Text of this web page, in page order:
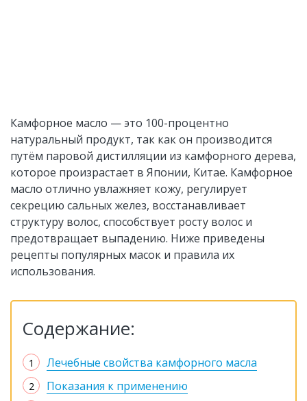
Камфорное масло — это 100-процентно
натуральный продукт, так как он производится
путём паровой дистилляции из камфорного дерева,
которое произрастает в Японии, Китае. Камфорное
масло отлично увлажняет кожу, регулирует
секрецию сальных желез, восстанавливает
структуру волос, способствует росту волос и
предотвращает выпадению. Ниже приведены
рецепты популярных масок и правила их
использования.
Содержание:
Лечебные свойства камфорного масла
Показания к применению